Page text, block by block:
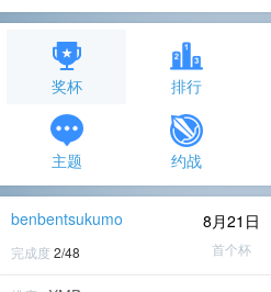
奖杯 排行
主题 约战
benbentsukumo
完成度 2/48
8月21日
首个杯